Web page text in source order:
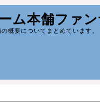
ム本舗ファン
概要についてまとめています。